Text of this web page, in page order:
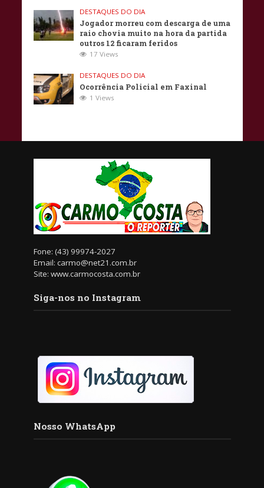
DESTAQUES DO DIA
Jogador morreu com descarga de uma
raio chovia muito na hora da partida
outros 12 ficaram feridos
17 Views
DESTAQUES DO DIA
Ocorrência Policial em Faxinal
1 Views
Fone: (43) 99974-2027
Email: carmo@net21.com.br
Site: www.carmocosta.com.br
Siga-nos no Instagram
Nosso WhatsApp